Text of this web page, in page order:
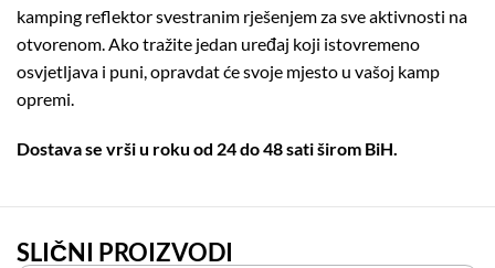
kamping reflektor svestranim rješenjem za sve aktivnosti na
otvorenom. Ako tražite jedan uređaj koji istovremeno
osvjetljava i puni, opravdat će svoje mjesto u vašoj kamp
opremi.
Dostava se vrši u roku od 24 do 48 sati širom BiH.
SLIČNI PROIZVODI